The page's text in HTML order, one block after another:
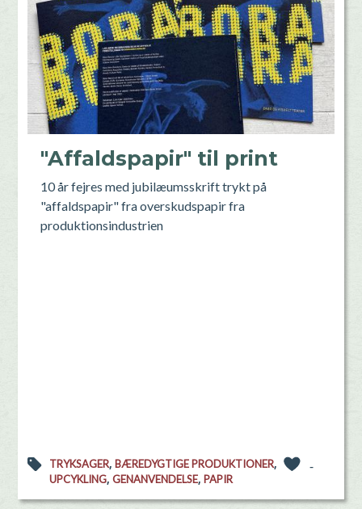
"Affaldspapir" til print
10 år fejres med jubilæumsskrift trykt på
"affaldspapir" fra overskudspapir fra
produktionsindustrien
TRYKSAGER, BÆREDYGTIGE PRODUKTIONER,
UPCYKLING, GENANVENDELSE, PAPIR
-